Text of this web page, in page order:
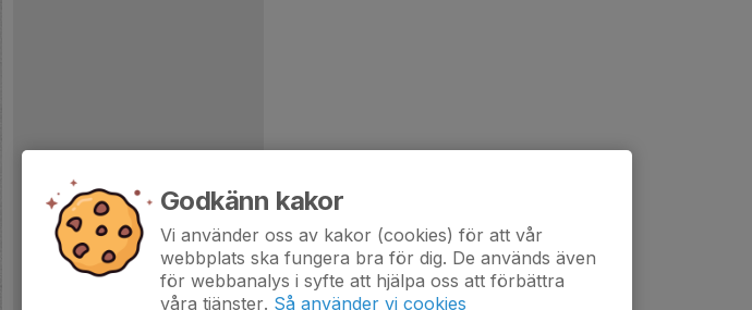
Godkänn kakor
Vi använder oss av kakor (cookies) för att vår
webbplats ska fungera bra för dig. De används även
för webbanalys i syfte att hjälpa oss att förbättra
våra tjänster. Så använder vi cookies